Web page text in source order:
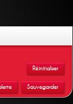
Réinitialiser
Sauvegarder